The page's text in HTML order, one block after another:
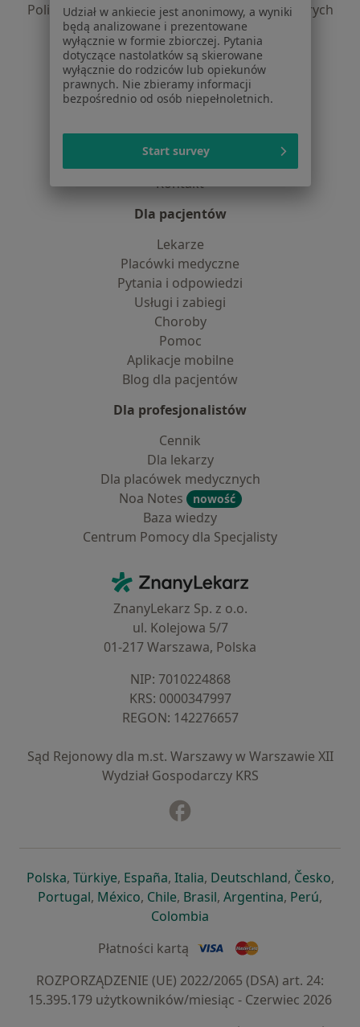
Polityka prywatności dla profesjonalistów, których
dane pozyskaliśmy samodzielnie
Polityka cookies
Jak działają wyniki wyszukiwania
Dostępność
O nas
Partnerzy
Kontakt
Dla pacjentów
Lekarze
Placówki medyczne
Pytania i odpowiedzi
Usługi i zabiegi
Choroby
Pomoc
Aplikacje mobilne
Blog dla pacjentów
Dla profesjonalistów
Cennik
Dla lekarzy
Dla placówek medycznych
Noa Notes
nowość
Baza wiedzy
Centrum Pomocy dla Specjalisty
ZnanyLekarz - Strona główna
ZnanyLekarz Sp. z o.o.
ul. Kolejowa 5/7
01-217 Warszawa, Polska
NIP: ⁠7010224868
KRS: ⁠0000347997
REGON: ⁠142276657
Sąd Rejonowy dla m.st. Warszawy w Warszawie XII
Wydział Gospodarczy KRS
Polskaotwiera się w nowej karcie
, Türkiyeotwiera się w nowej karcie
, Españaotwiera się w nowej karcie
, Italiaotwiera się w nowej
, Deutschlandotwiera się
, Česko,
Portugalotwiera się w nowej karcie
, Méxicootwiera się w nowej karcie
, Chileotwiera się w nowej karcie
, Brasilotwiera się w nowej
, Argentinaotwiera się
, Perú,
Colombia
Płatności kartą
ROZPORZĄDZENIE (UE) 2022/2065 (DSA) art. 24:
15.395.179 użytkowników/miesiąc - Czerwiec 2026
Udział w ankiecie jest anonimowy, a wyniki
będą analizowane i prezentowane
wyłącznie w formie zbiorczej. Pytania
dotyczące nastolatków są skierowane
wyłącznie do rodziców lub opiekunów
prawnych. Nie zbieramy informacji
bezpośrednio od osób niepełnoletnich.
Start survey